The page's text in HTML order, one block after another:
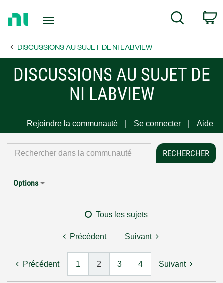
Page
Search
DISCUSSIONS AU SUJET DE NI LABVIEW
DISCUSSIONS AU SUJET DE
NI LABVIEW
Rejoindre la communauté Se connecter Aide
Options
Tous les sujets
Précédent Suivant
Précédent 1 2 3 4 Suivant